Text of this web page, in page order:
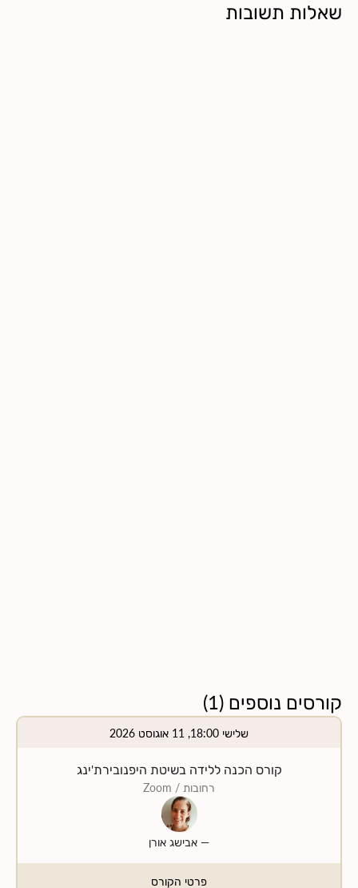
שאלות תשובות
קורסים נוספים (
1
)
שלישי 18:00, 11 אוגוסט 2026
קורס הכנה ללידה בשיטת היפנובירת'ינג
רחובות / Zoom
— אבישג אורן
פרטי הקורס